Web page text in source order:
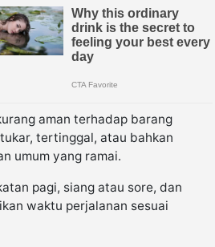
aman terhadap barang
tertinggal, atau bahkan
umum yang ramai.
pagi, siang atau sore, dan
waktu perjalanan sesuai